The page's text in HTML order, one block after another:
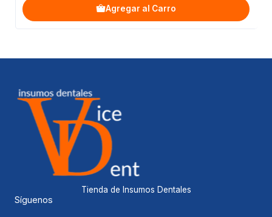
Agregar al Carro
Tienda de Insumos Dentales
Síguenos